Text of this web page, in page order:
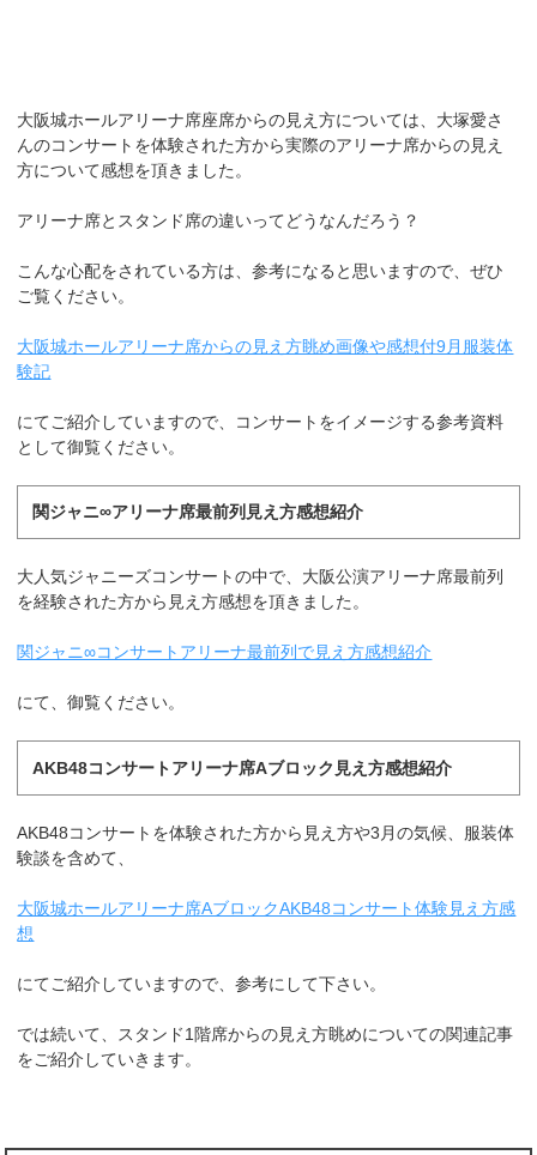
大阪城ホールアリーナ席座席からの見え方については、大塚愛さ
んのコンサートを体験された方から実際のアリーナ席からの見え
方について感想を頂きました。
アリーナ席とスタンド席の違いってどうなんだろう？
こんな心配をされている方は、参考になると思いますので、ぜひ
ご覧ください。
大阪城ホールアリーナ席からの見え方眺め画像や感想付9月服装体
験記
にてご紹介していますので、コンサートをイメージする参考資料
として御覧ください。
関ジャニ∞アリーナ席最前列見え方感想紹介
大人気ジャニーズコンサートの中で、大阪公演アリーナ席最前列
を経験された方から見え方感想を頂きました。
関ジャニ∞コンサートアリーナ最前列で見え方感想紹介
にて、御覧ください。
AKB48コンサートアリーナ席Aブロック見え方感想紹介
AKB48コンサートを体験された方から見え方や3月の気候、服装体
験談を含めて、
大阪城ホールアリーナ席AブロックAKB48コンサート体験見え方感
想
にてご紹介していますので、参考にして下さい。
では続いて、スタンド1階席からの見え方眺めについての関連記事
をご紹介していきます。